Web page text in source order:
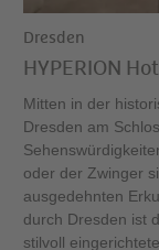
Dresden
HYPERION
Mitten in der
Dresden am
oder der Zwinger
ausgedehnten
durch Dresden ist
stilvoll